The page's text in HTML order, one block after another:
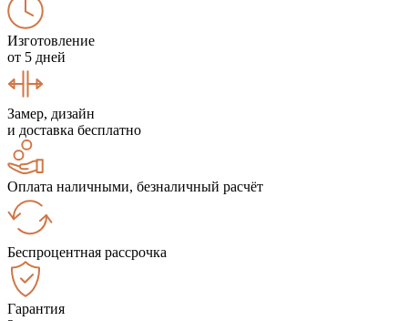
Изготовление
от 5 дней
Замер, дизайн
и доставка бесплатно
Оплата наличными, безналичный расчёт
Беспроцентная рассрочка
Гарантия